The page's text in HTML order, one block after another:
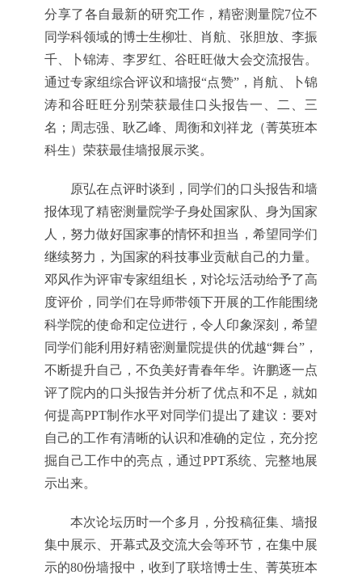
分享了各自最新的研究工作，精密测量院7位不
同学科领域的博士生柳壮、肖航、张胆放、李振
千、卜锦涛、李罗红、谷旺旺做大会交流报告。
通过专家组综合评议和墙报“点赞”，肖航、卜锦
涛和谷旺旺分别荣获最佳口头报告一、二、三
名；周志强、耿乙峰、周衡和刘祥龙（菁英班本
科生）荣获最佳墙报展示奖。
原弘在点评时谈到，同学们的口头报告和墙
报体现了精密测量院学子身处国家队、身为国家
人，努力做好国家事的情怀和担当，希望同学们
继续努力，为国家的科技事业贡献自己的力量。
邓风作为评审专家组组长，对论坛活动给予了高
度评价，同学们在导师带领下开展的工作能围绕
科学院的使命和定位进行，令人印象深刻，希望
同学们能利用好精密测量院提供的优越“舞台”，
不断提升自己，不负美好青春年华。许鹏逐一点
评了院内的口头报告并分析了优点和不足，就如
何提高PPT制作水平对同学们提出了建议：要对
自己的工作有清晰的认识和准确的定位，充分挖
掘自己工作中的亮点，通过PPT系统、完整地展
示出来。
本次论坛历时一个多月，分投稿征集、墙报
集中展示、开幕式及交流大会等环节，在集中展
示的80份墙报中，收到了联培博士生、菁英班本